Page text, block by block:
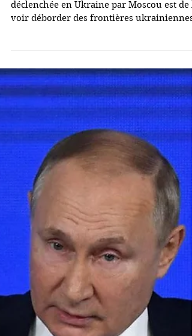
direct (et non-nucléaire)
est possible
L’une des craintes soulevées par la guerre
déclenchée en Ukraine par Moscou est de
voir déborder des frontières ukrainiennes